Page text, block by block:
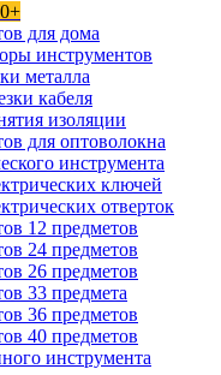
для дома
инструментов
металла
кабеля
изоляции
для оптоволокна
инструмента
ключей
отверток
12 предметов
24 предметов
26 предметов
33 предмета
36 предметов
40 предметов
инструмента